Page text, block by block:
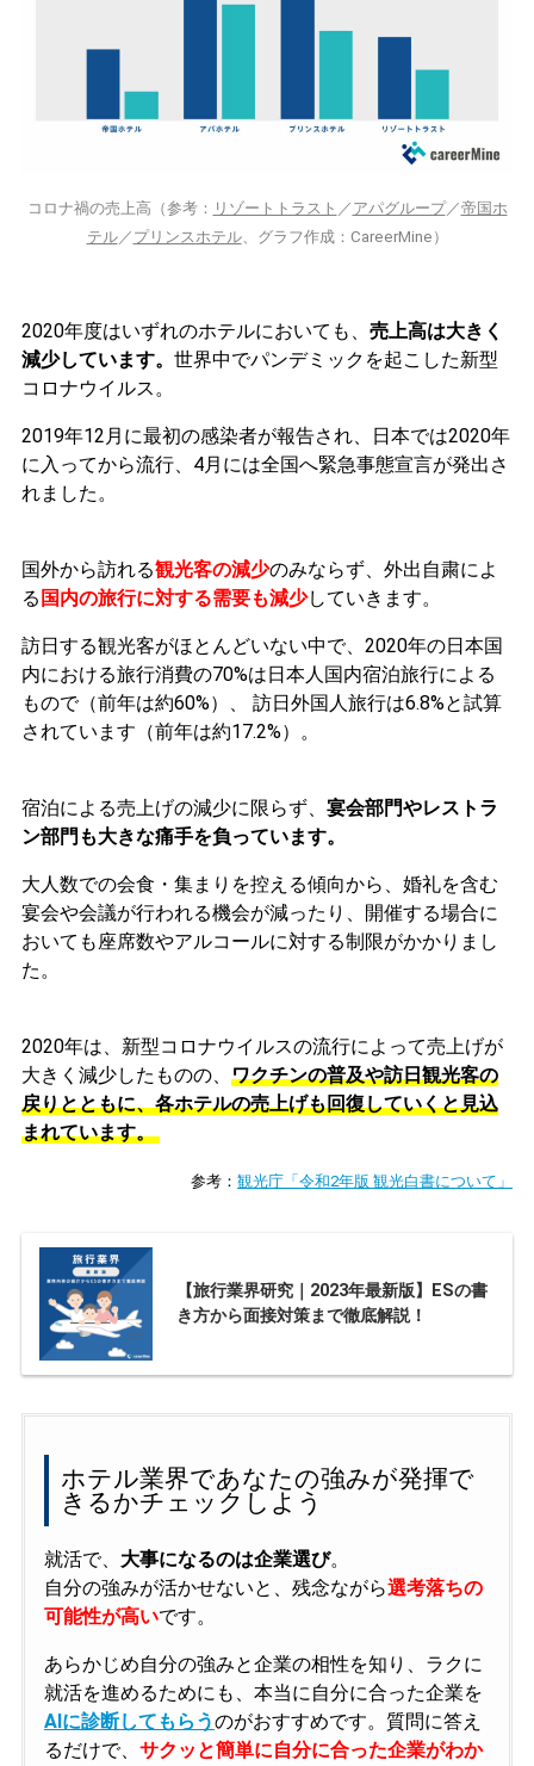
コロナ禍の売上高（参考： リゾートトラスト ／ アパグループ／帝国ホ
テル／ プリンスホテル、グラフ作成：CareerMine）
2020年度はいずれのホテルにおいても、 売上高は大きく
減少しています。 世界中でパンデミックを起こした新型
コロナウイルス。
2019年12月に最初の感染者が報告され、日本では2020年
に入ってから流行、4月には全国へ緊急事態宣言が発出さ
れました。
国外から訪れる観光客の減少のみならず、外出自粛によ
る 国内の旅行に対する需要も減少していきます。
訪日する観光客がほとんどいない中で、2020年の日本国
内における旅行消費の70%は日本人国内宿泊旅行による
もので（前年は約60%）、 訪日外国人旅行は6.8%と試算
されています（前年は約17.2%）。
宿泊による売上げの減少に限らず、 宴会部門やレストラ
ン部門も大きな痛手を負っています。
大人数での会食・集まりを控える傾向から、婚礼を含む
宴会や会議が行われる機会が減ったり、開催する場合に
おいても座席数やアルコールに対する制限がかかりまし
た。
2020年は、新型コロナウイルスの流行によって売上げが
大きく減少したものの、 ワクチンの普及や訪日観光客の
戻りとともに、各ホテルの売上げも回復していくと見込
まれています。
参考：観光庁「令和2年版 観光白書について」
【旅行業界研究｜2023年最新版】ESの書
き方から面接対策まで徹底解説！
ホテル業界であなたの強みが発揮で
きるかチェックしよう
就活で、 大事になるのは企業選び。
自分の強みが活かせないと、残念ながら選考落ちの
可能性が高いです。
あらかじめ自分の強みと企業の相性を知り、ラクに
就活を進めるためにも、本当に自分に合った企業を
AIに診断してもらうのがおすすめです。質問に答え
るだけで、 サクッと簡単に自分に合った企業がわか